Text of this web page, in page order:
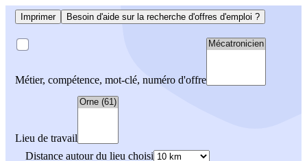
Imprimer Besoin d'aide sur la recherche d'offres d'emploi ?
Métier, compétence, mot-clé, numéro d'offre
Lieu de travail
Distance autour du lieu choisi